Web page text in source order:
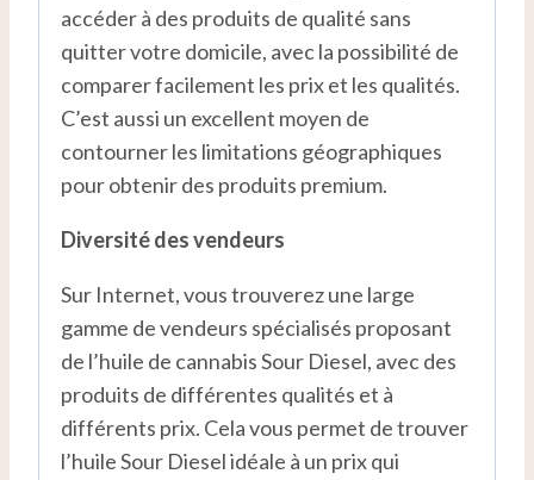
accéder à des produits de qualité sans
quitter votre domicile, avec la possibilité de
comparer facilement les prix et les qualités.
C’est aussi un excellent moyen de
contourner les limitations géographiques
pour obtenir des produits premium.
Diversité des vendeurs
Sur Internet, vous trouverez une large
gamme de vendeurs spécialisés proposant
de l’huile de cannabis Sour Diesel, avec des
produits de différentes qualités et à
différents prix. Cela vous permet de trouver
l’huile Sour Diesel idéale à un prix qui